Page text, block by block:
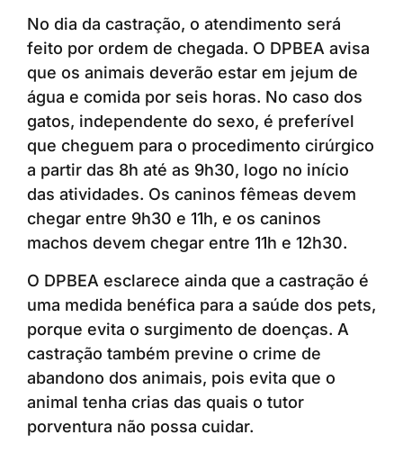
No dia da castração, o atendimento será
feito por ordem de chegada. O DPBEA avisa
que os animais deverão estar em jejum de
água e comida por seis horas. No caso dos
gatos, independente do sexo, é preferível
que cheguem para o procedimento cirúrgico
a partir das 8h até as 9h30, logo no início
das atividades. Os caninos fêmeas devem
chegar entre 9h30 e 11h, e os caninos
machos devem chegar entre 11h e 12h30.
O DPBEA esclarece ainda que a castração é
uma medida benéfica para a saúde dos pets,
porque evita o surgimento de doenças. A
castração também previne o crime de
abandono dos animais, pois evita que o
animal tenha crias das quais o tutor
porventura não possa cuidar.